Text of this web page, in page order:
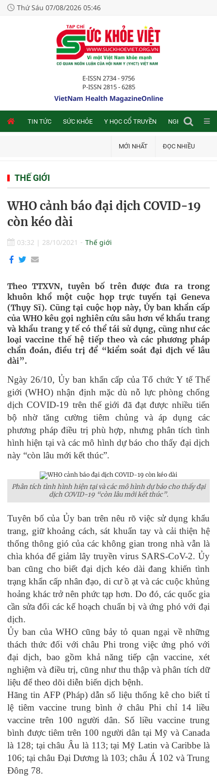
Thứ Sáu 07/08/2026 05:46
E-ISSN 2734 - 9756
P-ISSN 2815 - 6285
VietNam Health MagazineOnline
TIN TỨC SỨC KHỎE Y HỌC CỔ TRUYỀN NGHIÊN CỨU
MỚI NHẤT ĐỌC NHIỀU
THẾ GIỚI
WHO cảnh báo đại dịch COVID-19
còn kéo dài
03:32 | 28/10/2021 Thế giới
Theo TTXVN, tuyên bố trên được đưa ra trong
khuôn khổ một cuộc họp trực tuyến tại Geneva
(Thụy Sĩ). Cũng tại cuộc họp này, Ủy ban khẩn cấp
của WHO kêu gọi nghiên cứu sâu hơn về khẩu trang
và khẩu trang y tế có thể tái sử dụng, cũng như các
loại vaccine thế hệ tiếp theo và các phương pháp
chẩn đoán, điều trị để “kiểm soát đại dịch về lâu
dài”.
Ngày 26/10, Ủy ban khẩn cấp của Tổ chức Y tế Thế
giới (WHO) nhận định mặc dù nỗ lực phòng chống
dịch COVID-19 trên thế giới đã đạt được nhiều tiến
bộ nhờ tăng cường tiêm chủng và áp dụng các
phương pháp điều trị phù hợp, nhưng phân tích tình
hình hiện tại và các mô hình dự báo cho thấy đại dịch
này “còn lâu mới kết thúc”.
Phân tích tình hình hiện tại và các mô hình dự báo cho thấy đại
dịch COVID-19 “còn lâu mới kết thúc”.
Tuyên bố của Ủy ban trên nêu rõ việc sử dụng khẩu
trang, giữ khoảng cách, sát khuẩn tay và cải thiện hệ
thống thông gió của các không gian trong nhà vẫn là
chìa khóa để giảm lây truyền virus SARS-CoV-2. Ủy
ban cũng cho biết đại dịch kéo dài đang khiến tình
trạng khẩn cấp nhân đạo, di cư ồ ạt và các cuộc khủng
hoảng khác trở nên phức tạp hơn. Do đó, các quốc gia
cần sửa đổi các kế hoạch chuẩn bị và ứng phó với đại
dịch.
Ủy ban của WHO cũng bảy tỏ quan ngại về những
thách thức đối với châu Phi trong việc ứng phó với
đại dịch, bao gồm khả năng tiếp cận vaccine, xét
nghiệm và điều trị, cũng như thu thập và phân tích dữ
liệu để theo dõi diễn biến dịch bệnh.
Hãng tin AFP (Pháp) dẫn số liệu thống kê cho biết tỉ
lệ tiêm vaccine trung bình ở châu Phi chỉ 14 liều
vaccine trên 100 người dân. Số liều vaccine trung
bình được tiêm trên 100 người dân tại Mỹ và Canada
là 128; tại châu Âu là 113; tại Mỹ Latin và Caribbe là
106; tại châu Đại Dương là 103; châu Á 102 và Trung
Đông 78.